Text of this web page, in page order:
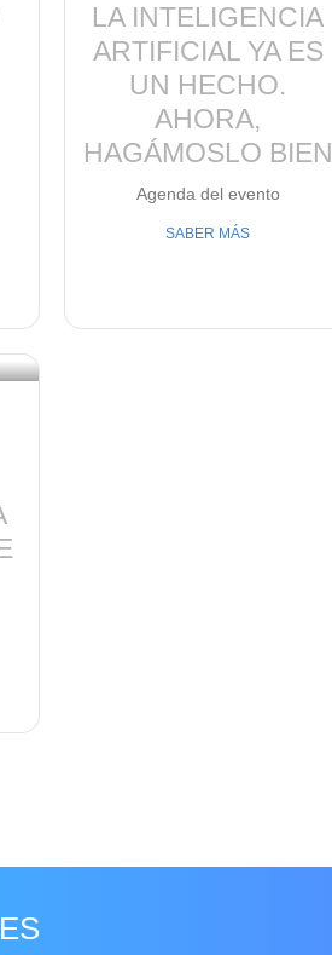
LA INTELIGENCIA
ARTIFICIAL YA ES
UN HECHO.
AHORA,
HAGÁMOSLO BIEN
Agenda del evento
SABER MÁS